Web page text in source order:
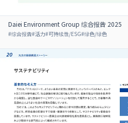
Daiei Environment Group 综合报告 2025
#综合报告#活力#可持续性/ESG#绿色/绿色